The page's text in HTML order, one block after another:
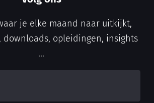
je elke maand naar uitkijkt,
downloads, opleidingen, insights
...